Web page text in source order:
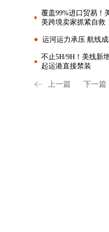
覆盖99%进口贸易！
美跨境卖家抓紧自救
运河运力承压 航线
不止5H/9H！美线新
起运港直接禁装
上一篇 下一篇